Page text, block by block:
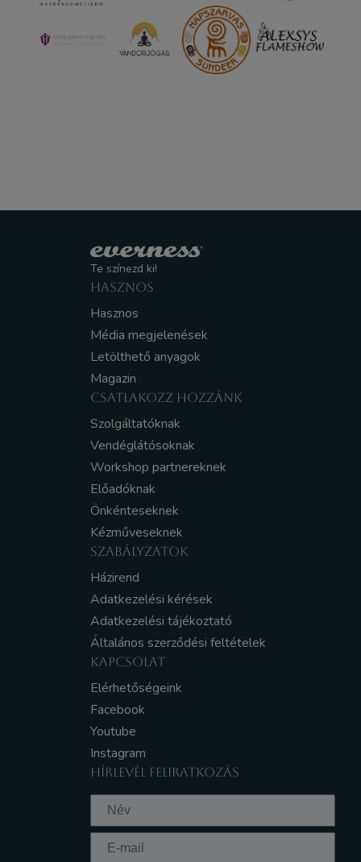
Te színezd ki!
HASZNOS
Hasznos
Média megjelenések
Letölthető anyagok
Magazin
CSATLAKOZZ HOZZÁNK
Szolgáltatóknak
Vendéglátósoknak
Workshop partnereknek
Előadóknak
Önkénteseknek
Kézműveseknek
SZABÁLYZATOK
Házirend
Adatkezelési kérések
Adatkezelési tájékoztató
Általános szerződési feltételek
KAPCSOLAT
Elérhetőségeink
Facebook
Youtube
Instagram
HÍRLEVÉL FELIRATKOZÁS